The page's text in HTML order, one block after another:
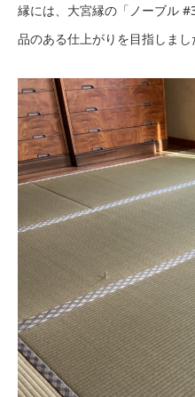
縁には、大宮縁の「ノーブル
品のある仕上がりを目指しまし